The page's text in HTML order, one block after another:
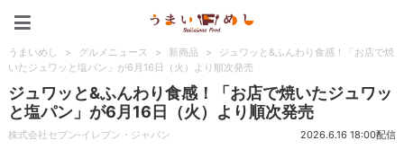
うまいめし > グルメニュース > 新商品 >
ジュワッと&ふんわり食感！「お店で焼
いたジュワッと塩パン」が6月16日（火）より順次発売
ジュワッと&ふんわり食感！「お店で焼いたジュワッ
と塩パン」が6月16日（火）より順次発売
株式会社セブン‐イレブン・ジャパン 2026.6.16 18:00配信